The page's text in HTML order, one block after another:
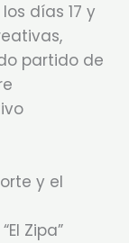
días 17 y
partido de
y el
Zipa”